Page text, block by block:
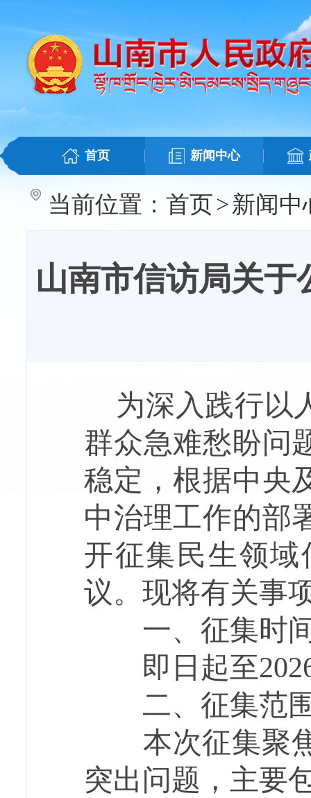
首页 新闻中心
当前位置： 首页>新闻中
山南市信访局关于
为深入践行以
群众急难愁盼问
稳定，根据中央
中治理工作的部
开征集民生领
议。现将有关事
一、征集时
即日起至2026
二、征集范
本次征集聚焦
突出问题，主要